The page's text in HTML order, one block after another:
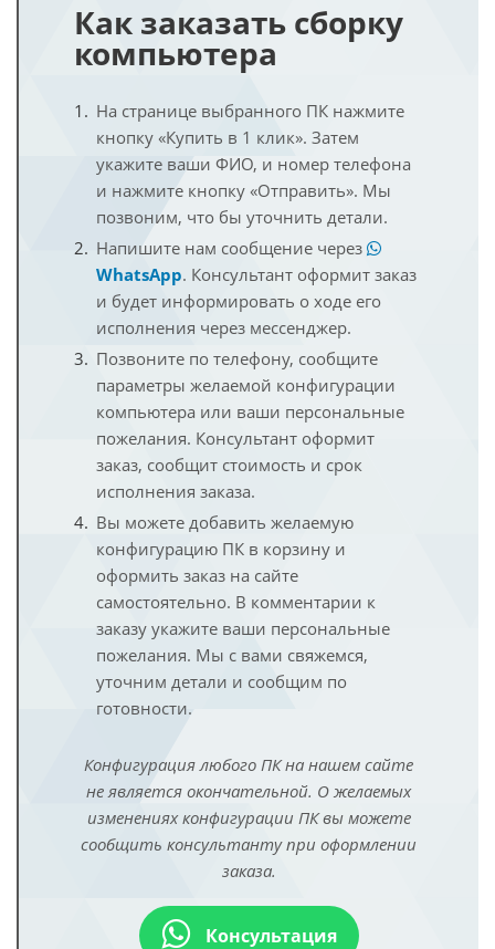
Как заказать сборку
компьютера
На странице выбранного ПК нажмите
кнопку «Купить в 1 клик». Затем
укажите ваши ФИО, и номер телефона
и нажмите кнопку «Отправить». Мы
позвоним, что бы уточнить детали.
Напишите нам сообщение через
WhatsApp. Консультант оформит заказ
и будет информировать о ходе его
исполнения через мессенджер.
Позвоните по телефону, сообщите
параметры желаемой конфигурации
компьютера или ваши персональные
пожелания. Консультант оформит
заказ, сообщит стоимость и срок
исполнения заказа.
Вы можете добавить желаемую
конфигурацию ПК в корзину и
оформить заказ на сайте
самостоятельно. В комментарии к
заказу укажите ваши персональные
пожелания. Мы с вами свяжемся,
уточним детали и сообщим по
готовности.
Конфигурация любого ПК на нашем сайте
не является окончательной. О желаемых
изменениях конфигурации ПК вы можете
сообщить консультанту при оформлении
заказа.
Консультация